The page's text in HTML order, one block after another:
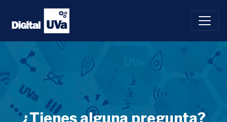
Saltar
contenido
¿Tienes alguna pregunta?